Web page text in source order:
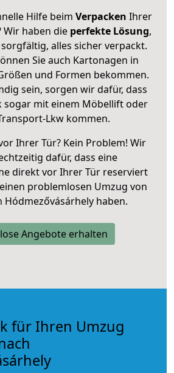
Hilfe beim Verpacken Ihrer
Wir haben die perfekte Lösung,
alles sicher verpackt.
Sie auch Kartonagen in
und Formen bekommen.
sein, sorgen wir dafür, dass
sogar mit einem Möbellift oder
Lkw kommen.
Ihrer Tür? Kein Problem! Wir
dafür, dass eine
direkt vor Ihrer Tür reserviert
problemlosen Umzug von
Hódmezővásárhely haben.
Angebote erhalten
für Ihren Umzug